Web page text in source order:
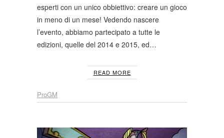
esperti con un unico obbiettivo: creare un gioco
in meno di un mese! Vedendo nascere
l’evento, abbiamo partecipato a tutte le
edizioni, quelle del 2014 e 2015, ed…
READ MORE
ProGM